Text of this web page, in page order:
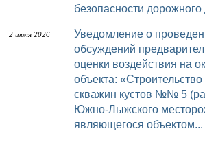
безопасности
2 июля 2026
Уведомление о проведении общественных
обсуждений
оценки воздействия на
объекта:
скважин кустов №№ 5
Южно-Лыжского
являющегося объектом...